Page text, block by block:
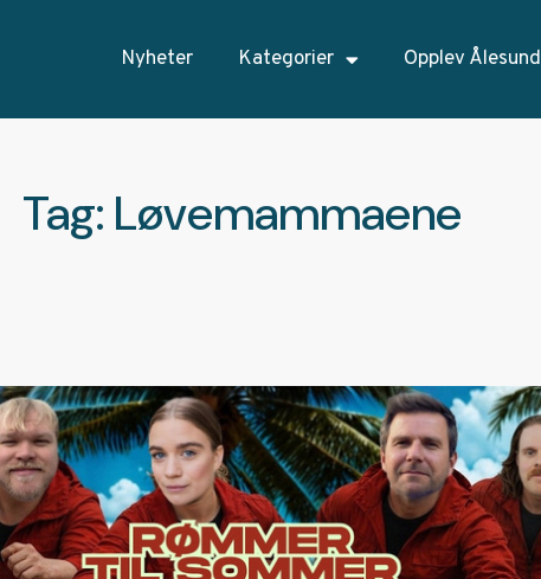
Nyheter Kategorier Opplev Ålesund
Tag: Løvemammaene